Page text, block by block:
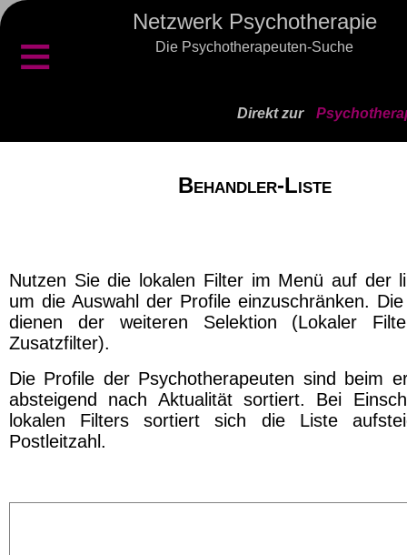
Netzwerk Psychotherapie
Die Psychotherapeuten-Suche
≡
Direkt zur
Behandler-Liste
Nutzen Sie die lokalen Filter im Menü auf der
um die Auswahl der Profile einzuschränken.
dienen der weiteren Selektion (Lokaler
Zusatzfilter).
Die Profile der Psychotherapeuten sind beim
absteigend nach Aktualität sortiert. Bei
lokalen Filters sortiert sich die Liste
Postleitzahl.